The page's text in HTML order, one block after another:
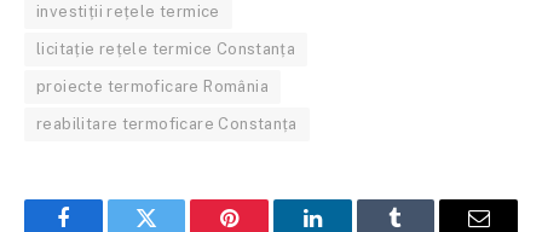
investiții rețele termice
licitație rețele termice Constanța
proiecte termoficare România
reabilitare termoficare Constanța